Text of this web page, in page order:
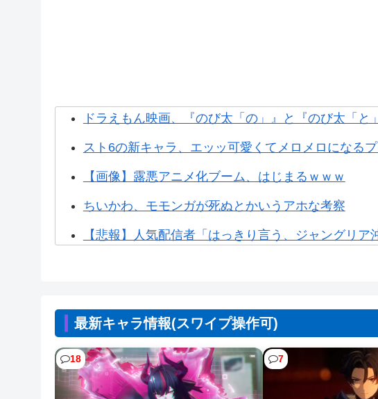
ドラえもん映画、『のび太「の」』と『のび太「と
スト6の新キャラ、エッッ可愛くてメロメロになる
【画像】露悪アニメ化ブーム、はじまるｗｗｗ
ちいかわ、モモンガが死ぬとかいうアホな考察
【悲報】人気配信者「はっきり言う、ジャングリ
【NTEまとめ】食らったら服が弾け飛ぶレベルの超
【NTEまとめ】映画で真紅のPV流れてイロヒがこれ
【悲報】コレコレ、月収1億円ｗｗｗそりゃ外出る
最新キャラ情報(スワイプ操作可)
18 7